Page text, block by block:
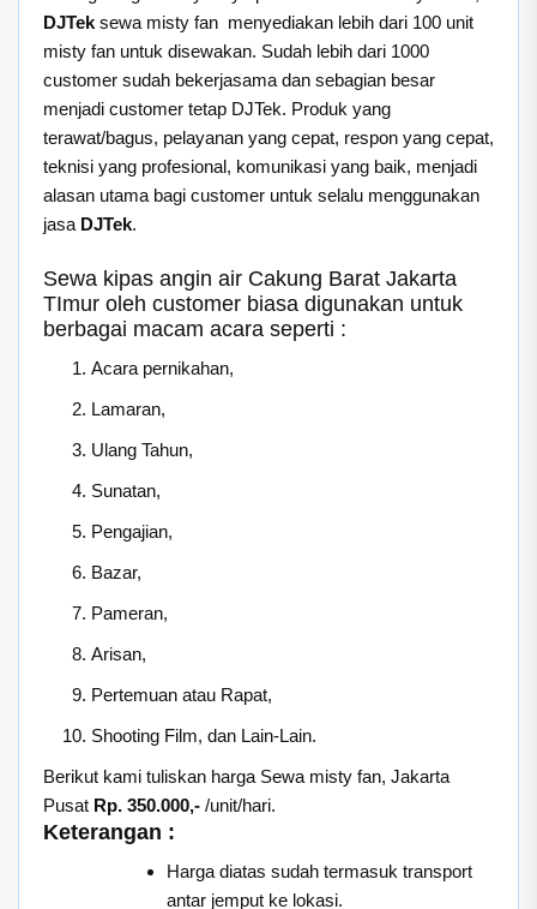
DJTek sewa misty fan menyediakan lebih dari 100 unit
misty fan untuk disewakan. Sudah lebih dari 1000
customer sudah bekerjasama dan sebagian besar
menjadi customer tetap DJTek. Produk yang
terawat/bagus, pelayanan yang cepat, respon yang cepat,
teknisi yang profesional, komunikasi yang baik, menjadi
alasan utama bagi customer untuk selalu menggunakan
jasa DJTek.
Sewa kipas angin air Cakung Barat Jakarta
TImur oleh customer biasa digunakan untuk
berbagai macam acara seperti :
Acara pernikahan,
Lamaran,
Ulang Tahun,
Sunatan,
Pengajian,
Bazar,
Pameran,
Arisan,
Pertemuan atau Rapat,
Shooting Film, dan Lain-Lain.
Berikut kami tuliskan harga Sewa misty fan, Jakarta
Pusat Rp. 350.000,- /unit/hari.
Keterangan :
Harga diatas sudah termasuk transport
antar jemput ke lokasi.